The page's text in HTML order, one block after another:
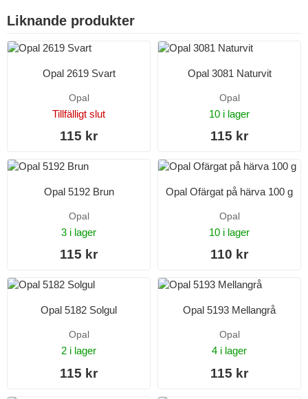
Liknande produkter
Opal 2619 Svart
Opal
Tillfälligt slut
115 kr
Opal 3081 Naturvit
Opal
10 i lager
115 kr
Opal 5192 Brun
Opal
3 i lager
115 kr
Opal Ofärgat på härva 100 g
Opal
10 i lager
110 kr
Opal 5182 Solgul
Opal
2 i lager
115 kr
Opal 5193 Mellangrå
Opal
4 i lager
115 kr